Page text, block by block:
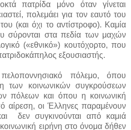
πατρίδα μόνο όταν γίνεται
πολεμάει για τον εαυτό του
(και όχι το αντίστροφο). Καμία
σύρονται στα πεδία των μαχών
(«εθνικό») κουτόχορτο, που
εξουσιαστής.
πόλεμο, όπου
των κοινωνικών συγκρούσεων
πόλεων και όπου η κοινωνική
αίρεση, οι Έλληνες παραμένουν
δεν συγκινούνται από καμιά
ειρήνη στο όνομα δήθεν